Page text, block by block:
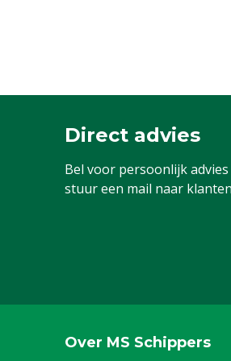
Direct advies
Bel voor persoonlijk
stuur een mail naar
Over MS Schippers